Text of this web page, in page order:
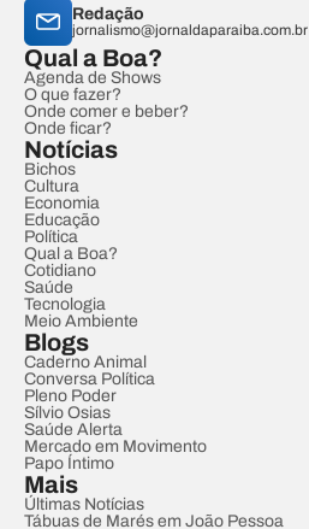
Redação
jornalismo@jornaldaparaiba.com.br
Qual a Boa?
Agenda de Shows
O que fazer?
Onde comer e beber?
Onde ficar?
Notícias
Bichos
Cultura
Economia
Educação
Política
Qual a Boa?
Cotidiano
Saúde
Tecnologia
Meio Ambiente
Blogs
Caderno Animal
Conversa Política
Pleno Poder
Sílvio Osias
Saúde Alerta
Mercado em Movimento
Papo Íntimo
Mais
Últimas Notícias
Tábuas de Marés em João Pessoa